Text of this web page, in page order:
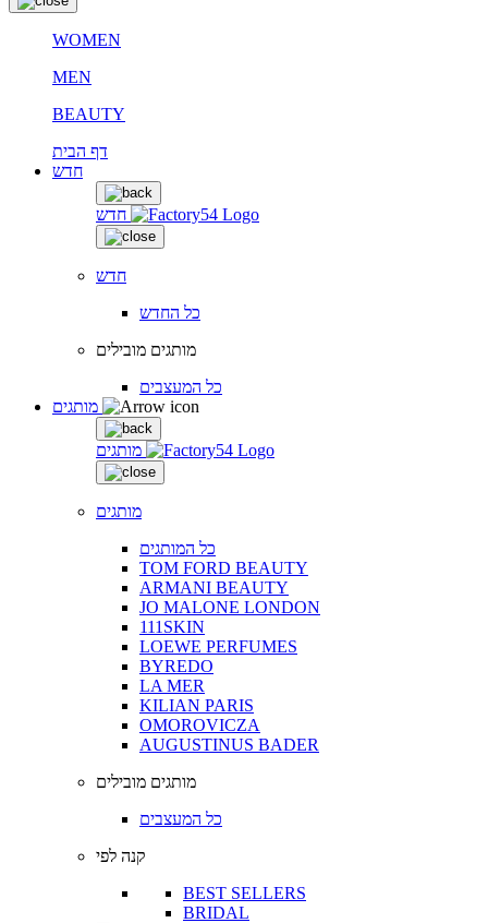
WOMEN
MEN
BEAUTY
דף הבית
חדש
חדש
חדש
כל החדש
מותגים מובילים
כל המעצבים
מותגים
מותגים
כל המותגים
TOM FORD BEAUTY
ARMANI BEAUTY
JO MALONE LONDON
111SKIN
LOEWE PERFUMES
BYREDO
LA MER
KILIAN PARIS
OMOROVICZA
AUGUSTINUS BADER
מותגים מובילים
כל המעצבים
קנה לפי
BEST SELLERS
BRIDAL